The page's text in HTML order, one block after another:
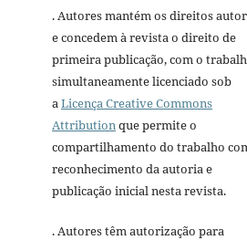
. Autores mantém os direitos
e concedem à revista o direito de
primeira publicação, com o
simultaneamente licenciado sob
aLicença Creative Commons
Attributionque permite o
compartilhamento do trabalho
reconhecimento da autoria e
publicação inicial nesta revista.
. Autores têm autorização para